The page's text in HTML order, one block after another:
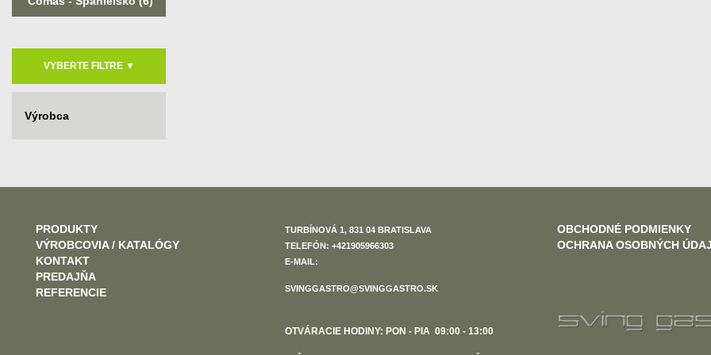
VYBERTE FILTRE ▼
Výrobca
PRODUKTY
VÝROBCOVIA / KATALÓGY
KONTAKT
PREDAJŇA
REFERENCIE
TURBÍNOVÁ 1, 831 04 BRATISLAVA
TELEFÓN: +421905966303
E-MAIL:
SVINGGASTRO@SVINGGASTRO.SK
OTVÁRACIE HODINY: PON - PIA 09:00 - 13:00
OBCHODNÉ PODMIENKY
OCHRANA OSOBNÝCH